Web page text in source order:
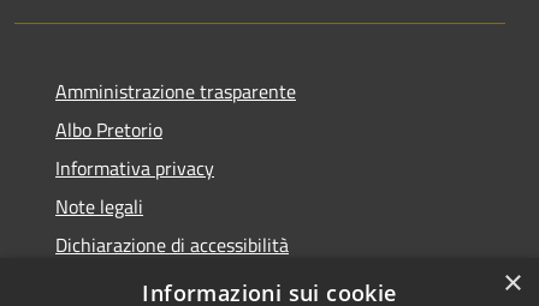
Amministrazione trasparente
Albo Pretorio
Informativa privacy
Note legali
Dichiarazione di accessibilità
Obiettivi di accessibilità
×
Informazioni sui cookie